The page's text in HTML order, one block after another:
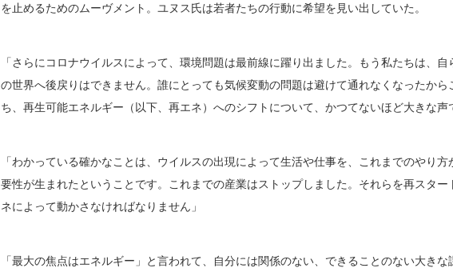
を止めるためのムーヴメント。ユヌス氏は若者たちの行動に希望を見い出していた。
「さらにコロナウイルスによって、環境問題は最前線に躍り出ました。もう私たちは、
の世界へ後戻りはできません。誰にとっても気候変動の問題は避けて通れなくなったか
ち、再生可能エネルギー（以下、再エネ）へのシフトについて、かつてないほど大きな声
「わかっている確かなことは、ウイルスの出現によって生活や仕事を、これまでのやり
要性が生まれたということです。これまでの産業はストップしました。それらを再スタ
ネによって動かさなければなりません」
「最大の焦点はエネルギー」と言われて、自分には関係のない、できることのない大きな